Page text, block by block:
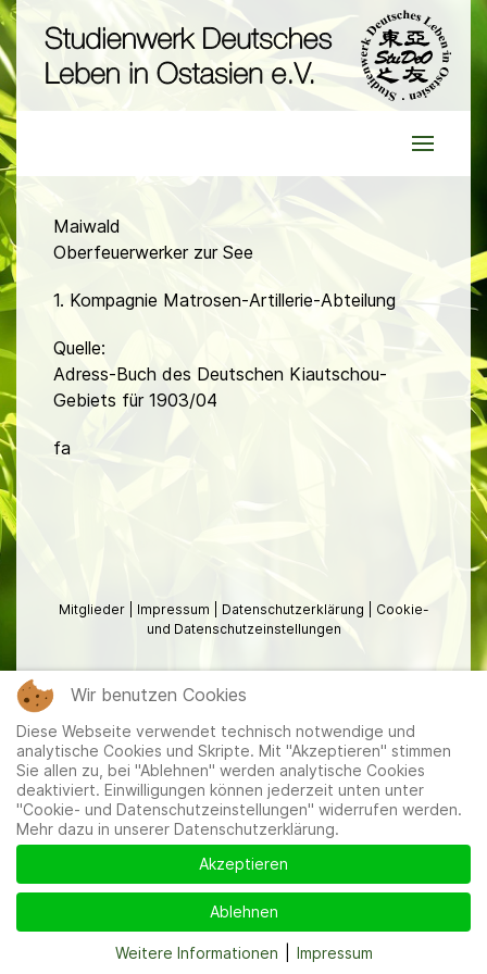
Maiwald
Oberfeuerwerker zur See
1. Kompagnie Matrosen-Artillerie-Abteilung
Quelle:
Adress-Buch des Deutschen Kiautschou-
Gebiets für 1903/04
fa
Mitglieder Impressum Datenschutzerklärung
Cookie-
und Datenschutzeinstellungen
Wir benutzen Cookies
Diese Webseite verwendet technisch notwendige und
analytische Cookies und Skripte. Mit "Akzeptieren" stimmen
Sie allen zu, bei "Ablehnen" werden analytische Cookies
deaktiviert. Einwilligungen können jederzeit unten unter
"Cookie- und Datenschutzeinstellungen" widerrufen werden.
Mehr dazu in unserer Datenschutzerklärung.
Akzeptieren
Ablehnen
Weitere Informationen Impressum